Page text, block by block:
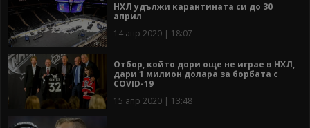
НХЛ удължи карантината си до 30
април
14 апр 2020 | 18:07
Отбор, който дори още не играе в НХЛ,
дари 1 милион долара за борбата с
COVID-19
15 апр 2020 | 13:48